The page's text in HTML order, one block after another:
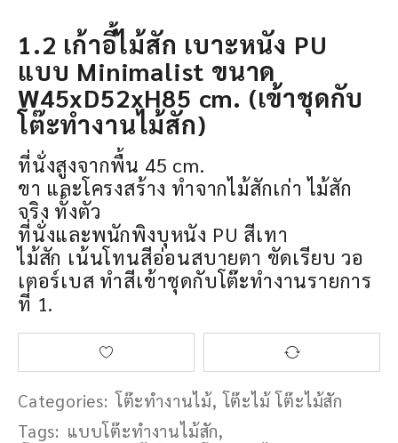
1.2 เก้าอี้ไม้สัก เบาะหนัง PU
แบบ Minimalist ขนาด
W45xD52xH85 cm. (เข้าชุดกับ
โต๊ะทำงานไม้สัก)
ที่นั่งสูงจากพื้น 45 cm.
ขา และโครงสร้าง ทำจากไม้สักเก่า ไม้สัก
จริง ทั้งตัว
ที่นั่งและพนักพิงบุหนัง PU สีเทา
ไม้สัก เน้นโทนสีอ่อนสบายตา ขัดเรียบ วอ
เตอร์เบส ทำสีเข้าชุดกับโต๊ะทำงานรายการ
ที่ 1.
Categories: โต๊ะทำงานไม้,โต๊ะไม้ โต๊ะไม้สัก
Tags: แบบโต๊ะทำงานไม้สัก,